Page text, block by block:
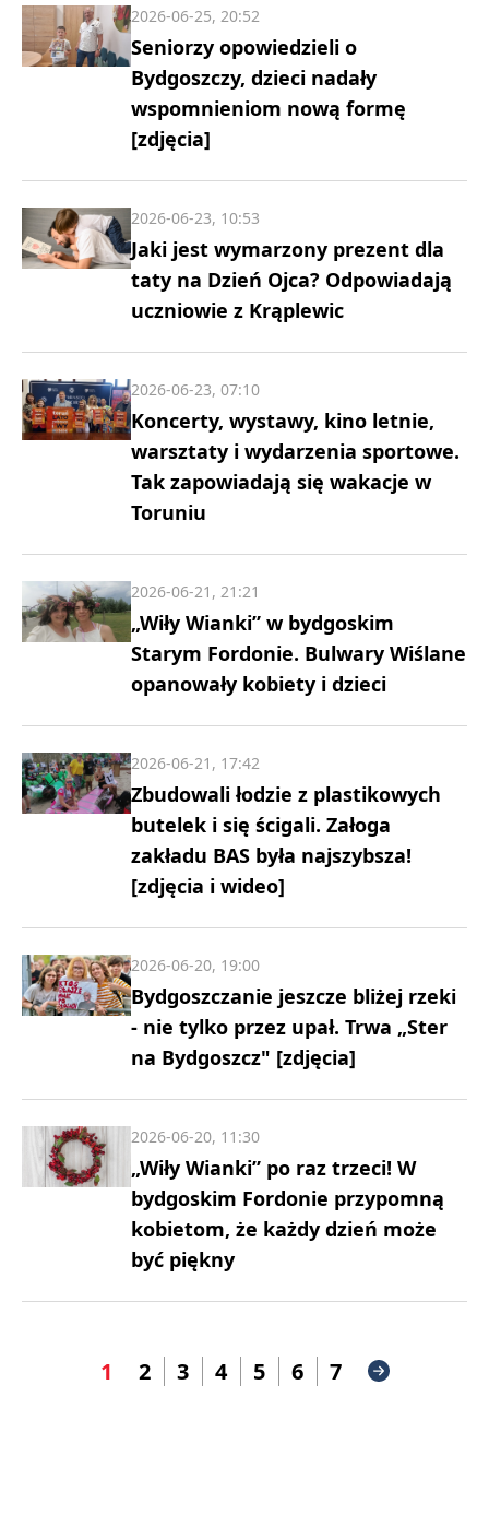
Seniorzy opowiedzieli o
Bydgoszczy, dzieci nadały
wspomnieniom nową formę
[zdjęcia]
2026-06-25, 20:52
Jaki jest wymarzony prezent dla
taty na Dzień Ojca? Odpowiadają
uczniowie z Krąplewic
2026-06-23, 10:53
Koncerty, wystawy, kino letnie,
warsztaty i wydarzenia sportowe.
Tak zapowiadają się wakacje w
Toruniu
2026-06-23, 07:10
„Wiły Wianki” w bydgoskim
Starym Fordonie. Bulwary Wiślane
opanowały kobiety i dzieci
2026-06-21, 21:21
Zbudowali łodzie z plastikowych
butelek i się ścigali. Załoga
zakładu BAS była najszybsza!
[zdjęcia i wideo]
2026-06-21, 17:42
Bydgoszczanie jeszcze bliżej rzeki
- nie tylko przez upał. Trwa „Ster
na Bydgoszcz" [zdjęcia]
2026-06-20, 19:00
„Wiły Wianki” po raz trzeci! W
bydgoskim Fordonie przypomną
kobietom, że każdy dzień może
być piękny
2026-06-20, 11:30
1 2 3 4 5 6 7